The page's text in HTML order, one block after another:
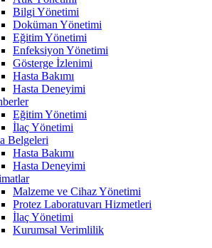
Bilgi Yönetimi
Doküman Yönetimi
Eğitim Yönetimi
Enfeksiyon Yönetimi
Gösterge İzlenimi
Hasta Bakımı
Hasta Deneyimi
Eğitim Yönetimi
İlaç Yönetimi
Belgeleri
Hasta Bakımı
Hasta Deneyimi
Malzeme ve Cihaz Yönetimi
Protez Laboratuvarı Hizmetleri
İlaç Yönetimi
Kurumsal Verimlilik